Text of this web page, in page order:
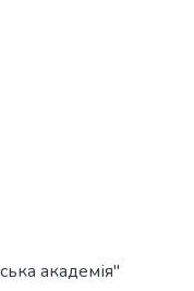
академія"